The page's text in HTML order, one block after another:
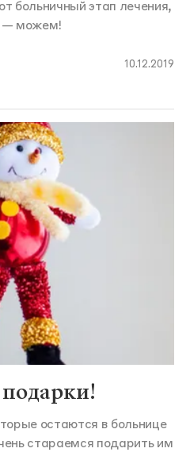
больничный этап лечения,
— можем!
10.12.2019
остаются в больнице
стараемся подарить им